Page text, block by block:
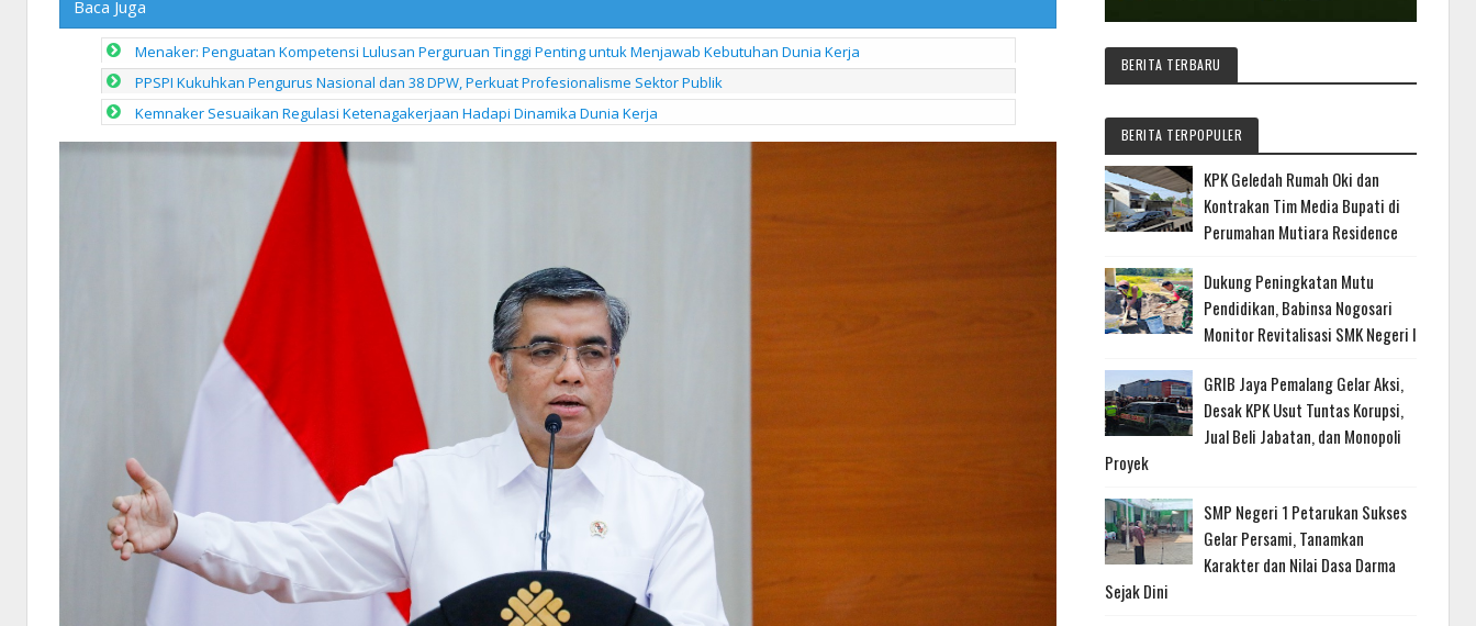
Baca Juga
Menaker: Penguatan Kompetensi Lulusan Perguruan Tinggi Penting untuk Menjawab Kebutuhan Dunia Kerja
PPSPI Kukuhkan Pengurus Nasional dan 38 DPW, Perkuat Profesionalisme Sektor Publik
Kemnaker Sesuaikan Regulasi Ketenagakerjaan Hadapi Dinamika Dunia Kerja
BERITA TERBARU
BERITA TERPOPULER
KPK Geledah Rumah Oki dan
Kontrakan Tim Media Bupati di
Perumahan Mutiara Residence
Dukung Peningkatan Mutu
Pendidikan, Babinsa Nogosari
Monitor Revitalisasi SMK Negeri I
GRIB Jaya Pemalang Gelar Aksi,
Desak KPK Usut Tuntas Korupsi,
Jual Beli Jabatan, dan Monopoli
Proyek
SMP Negeri 1 Petarukan Sukses
Gelar Persami, Tanamkan
Karakter dan Nilai Dasa Darma
Sejak Dini